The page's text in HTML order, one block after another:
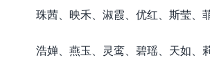
珠茜、映禾、淑霞、优红、斯莹、
浩婵、燕玉、灵鸾、碧瑶、天如、